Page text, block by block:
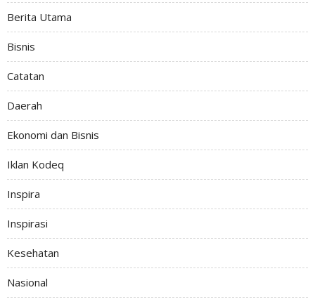
Berita Utama
Bisnis
Catatan
Daerah
Ekonomi dan Bisnis
Iklan Kodeq
Inspira
Inspirasi
Kesehatan
Nasional